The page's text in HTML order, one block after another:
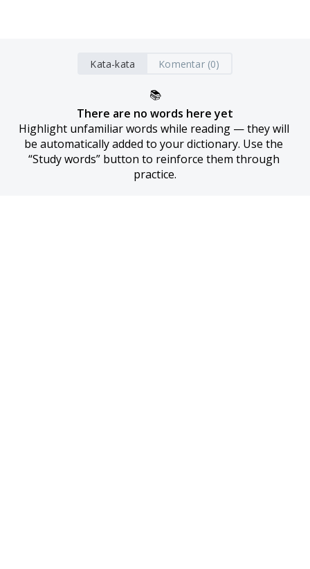
Kata-kata Komentar (0)
📚
There are no words here yet
Highlight unfamiliar words while reading — they will
be automatically added to your dictionary. Use the
“Study words” button to reinforce them through
practice.